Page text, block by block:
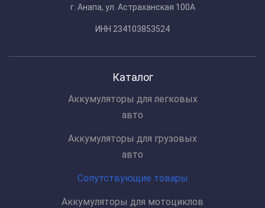
г. Анапа, ул. Астраханская 100А
ИНН 234103853524
Каталог
Аккумуляторы для легковых
авто
Аккумуляторы для грузовых
авто
Сопутствующие товары
Аккумуляторы для мотоциклов